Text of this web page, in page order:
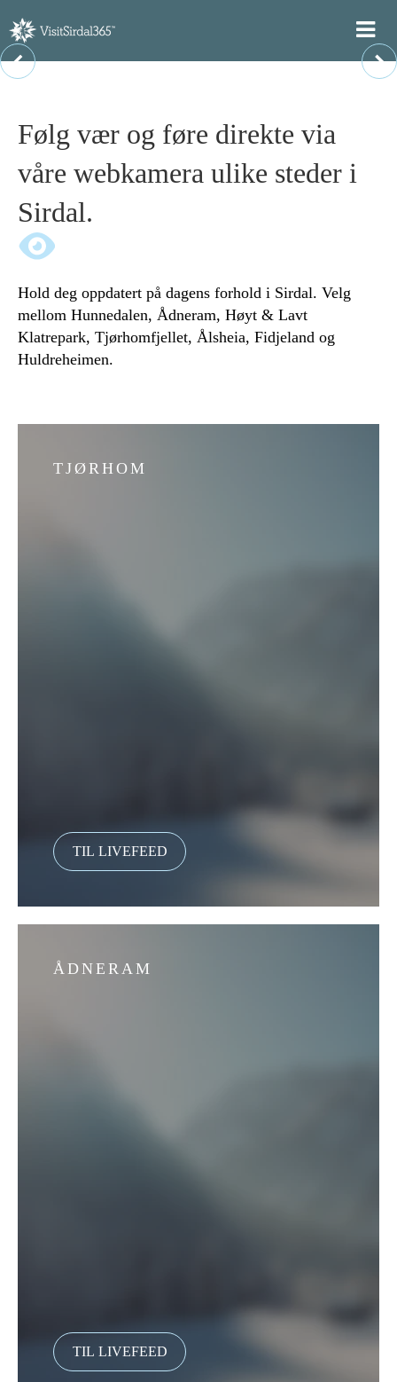
Følg vær og føre direkte via
våre webkamera ulike steder i
Sirdal.
Hold deg oppdatert på dagens forhold i Sirdal. Velg
mellom Hunnedalen, Ådneram, Høyt & Lavt
Klatrepark, Tjørhomfjellet, Ålsheia, Fidjeland og
Huldreheimen.
TJØRHOM
ÅDNERAM